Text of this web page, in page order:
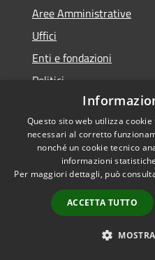
Aree Amministrative
Uffici
Enti e fondazioni
Politici
Personale Amministrativo
Documenti e dati
CATEGORIE DI SERVIZIO
Anagrafe e stato civile
Cultura e tempo libero
Questo sito web utilizza
necessari al corretto
nonché un cookie tecnico
informazioni
Per maggiori dettagli, può
ACCETTA TUTTO